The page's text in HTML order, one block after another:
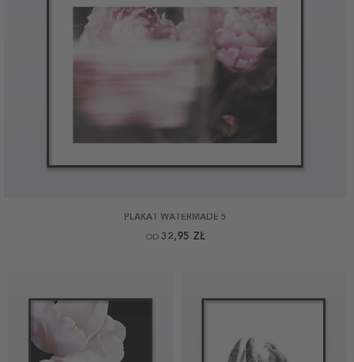
PLAKAT WATERMADE 5
OD 32,95 ZŁ